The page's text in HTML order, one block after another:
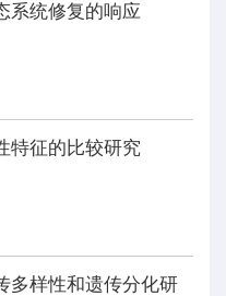
系统修复的响应
特征的比较研究
多样性和遗传分化研